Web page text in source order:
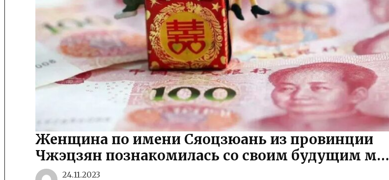
Женщина по имени Сяоцзюань из провинции
Чжэцзян познакомилась со своим будущим м…
24.11.2023